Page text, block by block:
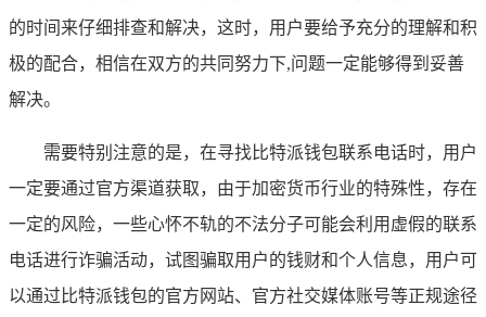
的时间来仔细排查和解决，这时，用户要给予充分的理解和积
极的配合，相信在双方的共同努力下,问题一定能够得到妥善
解决。
需要特别注意的是，在寻找比特派钱包联系电话时，用户
一定要通过官方渠道获取，由于加密货币行业的特殊性，存在
一定的风险，一些心怀不轨的不法分子可能会利用虚假的联系
电话进行诈骗活动，试图骗取用户的钱财和个人信息，用户可
以通过比特派钱包的官方网站、官方社交媒体账号等正规途径